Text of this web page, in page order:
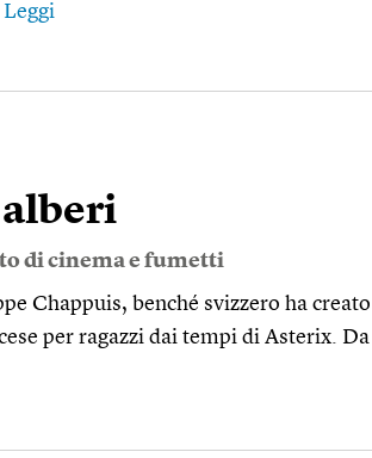
Leggi
di cinema e fumetti
Chappuis, benché svizzero ha
per ragazzi dai tempi di Asterix.